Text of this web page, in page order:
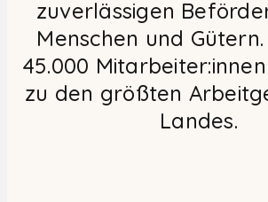
zuverlässigen
Menschen und
45.000
zu den größten
Landes.